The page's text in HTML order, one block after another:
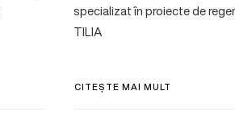
specializat în proiecte de
TILIA
CITEȘTE MAI MULT